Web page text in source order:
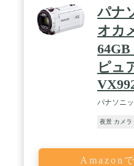
パナ
オカ
ピュ
パナソニ
夜景 カメラ
Amazon